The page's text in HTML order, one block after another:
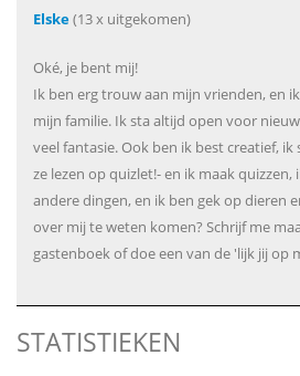
Elske(13 x uitgekomen)
Oké, je bent mij!
Ik ben erg trouw aan mijn vrienden, en
mijn familie. Ik sta altijd open voor
veel fantasie. Ook ben ik best creatief,
ze lezen op quizlet!- en ik maak
andere dingen, en ik ben gek op dieren
over mij te weten komen? Schrijf me
gastenboek of doe een van de 'lijk jij op
STATISTIEKEN